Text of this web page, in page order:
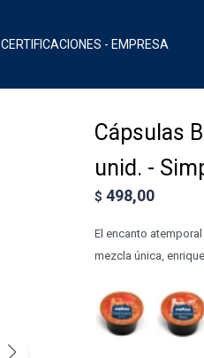
CERTIFICACIONES - EMPRESA
Cápsulas
unid. -
$ 498,00
El encanto
mezcla única,